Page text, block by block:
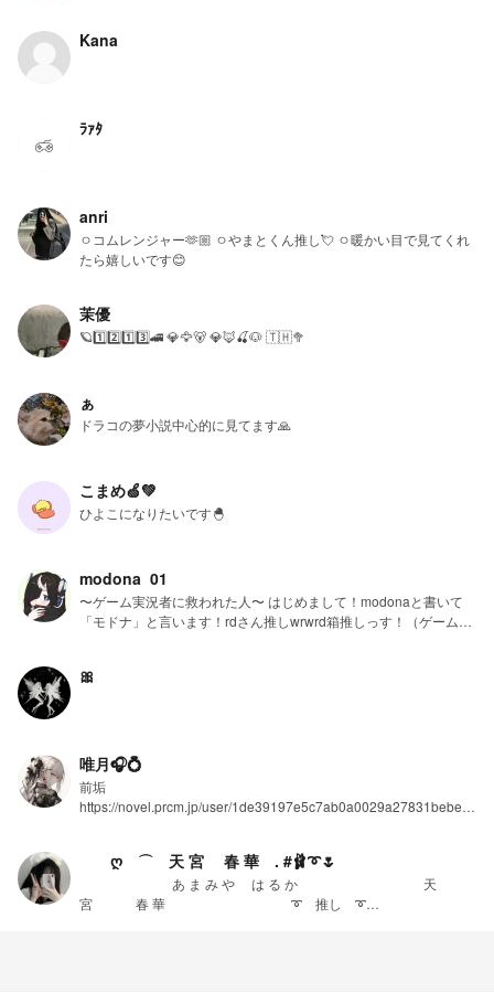
Kana
ﾗｧﾀ
anri
ㅇコムレンジャー🫶🏼 ㅇやまとくん推し💘 ㅇ暖かい目で見てくれ
たら嬉しいです😊
茉優
🪐1️⃣2️⃣1️⃣3️⃣🚄 💎🦅🐻 💎🦊🍒🐶 🇹🇭🥦
ぁ
ドラコの夢小説中心的に見てます🙏
こまめ🍏💚
ひよこになりたいです🐣
modona_01
〜ゲーム実況者に救われた人〜 はじめまして！modonaと書いて
「モドナ」と言います！rdさん推しwrwrd箱推しっす！（ゲーム実
🎀
唯月🎧💍
前垢
https://novel.prcm.jp/user/1de39197e5c7ab0a0029a27831bebe3
Profile🎊 名前 唯月(ゆづき)です！ 性別 女‎ 誕生日 1月15日 MBTIは
ISFPです！ 推し 東京リベンジャーズ･黒川イザナ、半間修二、場
地圭介、灰谷竜胆、河田ソウヤ、三途春千代、羽宮一虎 鬼滅の刃･
ღ ⌒ 天 宮 春 華 . #🩰➰🌷
あ ま み や は る か 天
宮 春 華 ➰ 推し ➰